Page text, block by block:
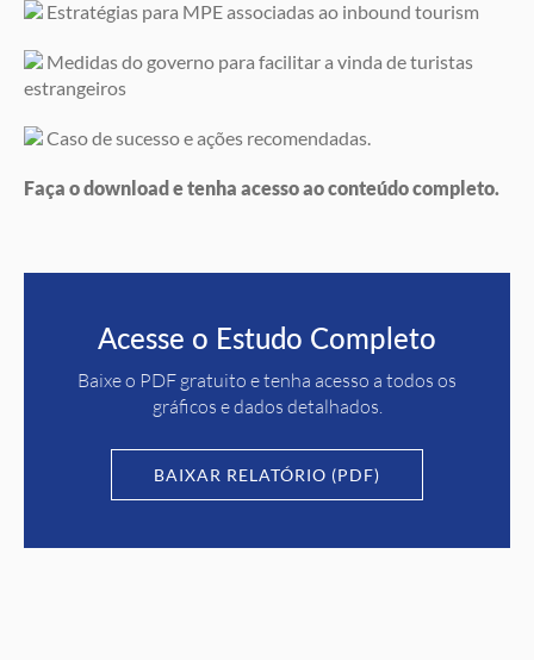
Estratégias para MPE associadas ao inbound tourism
Medidas do governo para facilitar a vinda de turistas
estrangeiros
Caso de sucesso e ações recomendadas.
Faça o download e tenha acesso ao conteúdo completo.
Acesse o Estudo Completo
Baixe o PDF gratuito e tenha acesso a todos os
gráficos e dados detalhados.
BAIXAR RELATÓRIO (PDF)